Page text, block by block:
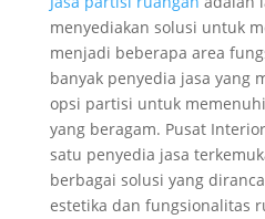
menyediakan solusi untuk
menjadi beberapa area
banyak penyedia jasa yang
opsi partisi untuk
yang beragam. Pusat
satu penyedia jasa
berbagai solusi yang
estetika dan fungsionalitas